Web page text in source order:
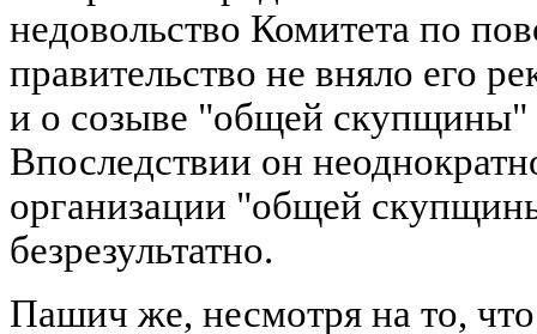
недовольство Комитета по
правительство не вняло его
и о созыве "общей скупщины"
Впоследствии он
организации "общей
безрезультатно.
Пашич же, несмотря на то,